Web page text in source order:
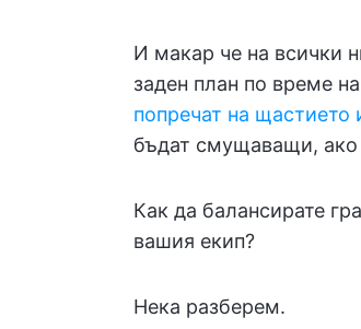
И макар че на всички
заден план по време
попречат на щастието
бъдат смущаващи,
Как да балансирате
вашия екип?
Нека разберем.